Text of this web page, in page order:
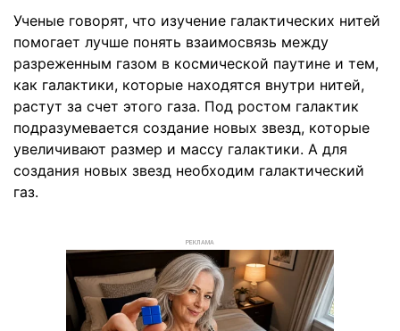
Ученые говорят, что изучение галактических нитей
помогает лучше понять взаимосвязь между
разреженным газом в космической паутине и тем,
как галактики, которые находятся внутри нитей,
растут за счет этого газа. Под ростом галактик
подразумевается создание новых звезд, которые
увеличивают размер и массу галактики. А для
создания новых звезд необходим галактический
газ.
РЕКЛАМА